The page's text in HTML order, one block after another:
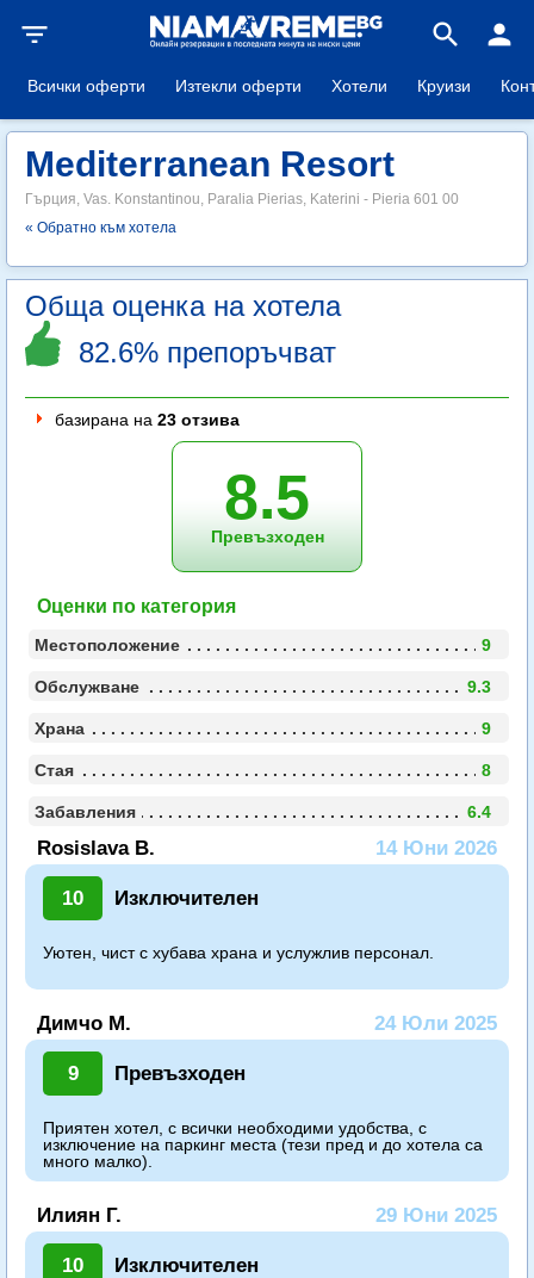
filter_list search person
Всички оферти Изтекли оферти Хотели Круизи
Mediterranean Resort
Гърция, Vas. Konstantinou, Paralia Pierias, Katerini - Pieria 601 00
« Обратно към хотела
Обща оценка на хотела
82.6% препоръчват
базирана на 23 отзива
8.5
Превъзходен
Оценки по категория
Местоположение 9
Обслужване 9.3
Храна 9
Стая 8
Забавления 6.4
Rosislava B. 14 Юни 2026
10 Изключителен
Уютен, чист с хубава храна и услужлив персонал.
Димчо М. 24 Юли 2025
9 Превъзходен
Приятен хотел, с всички необходими удобства, с
изключение на паркинг места (тези пред и до хотела са
много малко).
Илиян Г. 29 Юни 2025
10 Изключителен